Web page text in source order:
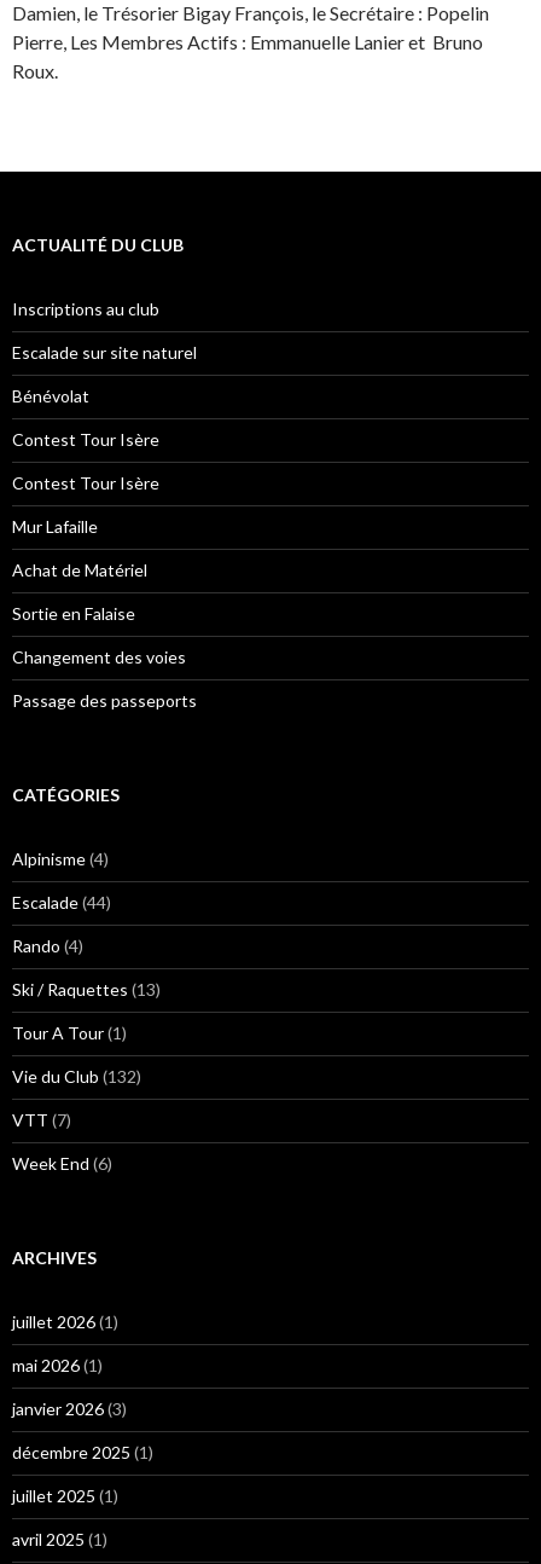
Damien, le Trésorier Bigay François, le Secrétaire : Popelin
Pierre, Les Membres Actifs : Emmanuelle Lanier et Bruno
Roux.
ACTUALITÉ DU CLUB
Inscriptions au club
Escalade sur site naturel
Bénévolat
Contest Tour Isère
Contest Tour Isère
Mur Lafaille
Achat de Matériel
Sortie en Falaise
Changement des voies
Passage des passeports
CATÉGORIES
Alpinisme(4)
Escalade(44)
Rando (4)
Ski / Raquettes (13)
Tour A Tour(1)
Vie du Club (132)
VTT (7)
Week End (6)
ARCHIVES
juillet 2026(1)
mai 2026(1)
janvier 2026(3)
décembre 2025 (1)
juillet 2025 (1)
avril 2025 (1)